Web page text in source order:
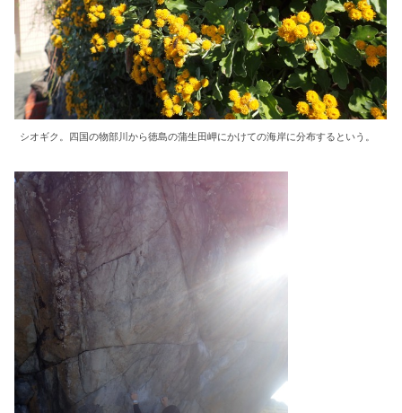
シオギク。四国の物部川から徳島の蒲生田岬にかけての海岸に分布するという。